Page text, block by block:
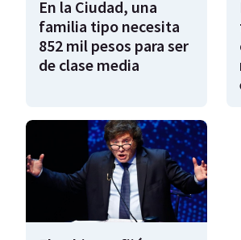
En la Ciudad, una
familia tipo necesita
852 mil pesos para ser
de clase media